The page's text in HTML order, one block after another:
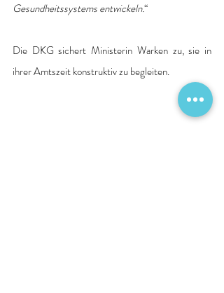
Gesundheitssystems entwickeln.“
Die DKG sichert Ministerin Warken zu, sie in
ihrer Amtszeit konstruktiv zu begleiten.